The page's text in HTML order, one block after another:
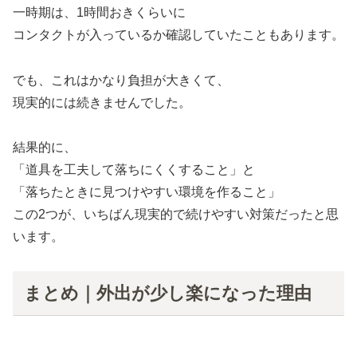
一時期は、1時間おきくらいに
コンタクトが入っているか確認していたこともあります。
でも、これはかなり負担が大きくて、
現実的には続きませんでした。
結果的に、
「道具を工夫して落ちにくくすること」と
「落ちたときに見つけやすい環境を作ること」
この2つが、いちばん現実的で続けやすい対策だったと思
います。
まとめ｜外出が少し楽になった理由